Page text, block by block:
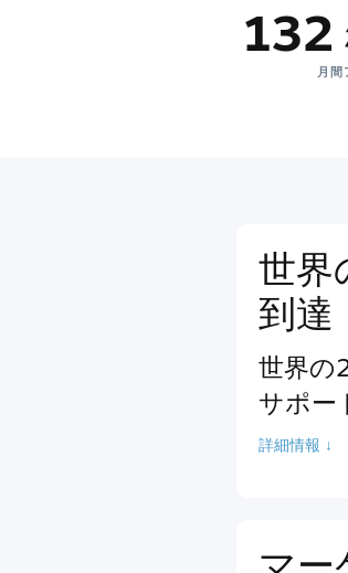
132
月間
世界
到達
世界の
サポー
詳細情報 ↓
マー